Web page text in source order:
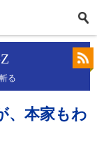
る
、本家もわ